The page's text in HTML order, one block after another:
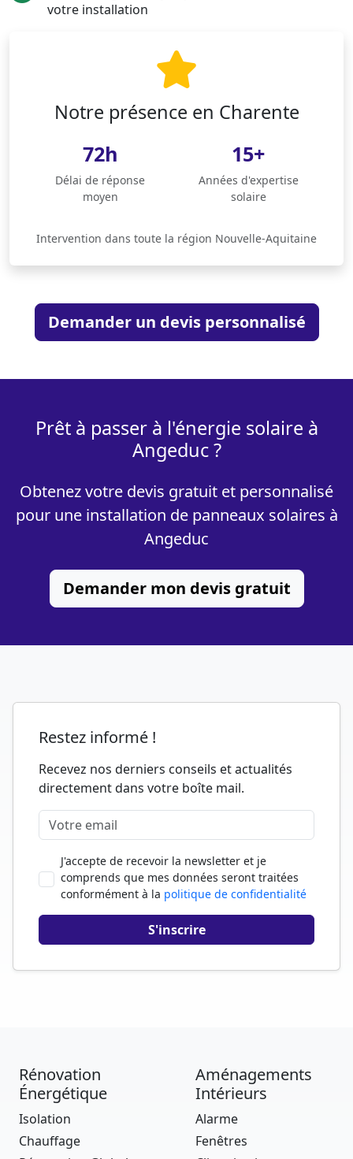
votre installation
Notre présence en Charente
72h
Délai de réponse
moyen
15+
Années d'expertise
solaire
Intervention dans toute la région Nouvelle-Aquitaine
Demander un devis personnalisé
Prêt à passer à l'énergie solaire à
Angeduc ?
Obtenez votre devis gratuit et personnalisé
pour une installation de panneaux solaires à
Angeduc
Demander mon devis gratuit
Restez informé !
Recevez nos derniers conseils et actualités
directement dans votre boîte mail.
J'accepte de recevoir la newsletter et je
comprends que mes données seront traitées
conformément à la politique de confidentialité
Rénovation
Énergétique
Isolation
Chauffage
Aménagements
Intérieurs
Alarme
Fenêtres